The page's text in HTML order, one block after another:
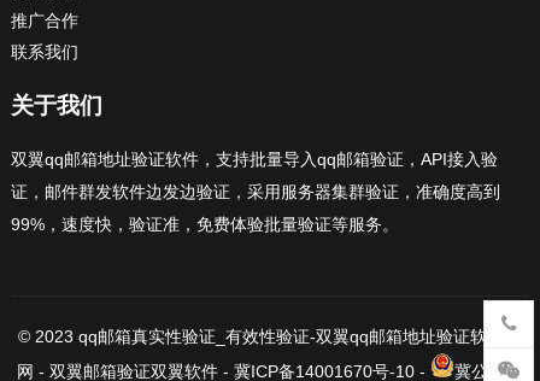
推广合作
联系我们
关于我们
双翼qq邮箱地址验证软件，支持批量导入qq邮箱验证，API接入验
证，邮件群发软件边发边验证，采用服务器集群验证，准确度高到
99%，速度快，验证准，免费体验批量验证等服务。
© 2023qq邮箱真实性验证_有效性验证-双翼qq邮箱地址验证软件官
网 - 双翼邮箱验证双翼软件 -冀ICP备14001670号-10 - 冀公网安